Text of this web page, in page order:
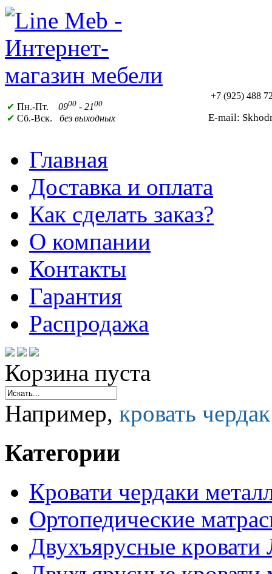
✔ Пн.-Пт. 0900 - 2100
✔ Сб.-Вск. без выходных
+7 (925) 488
E-mail:
Главная
Доставка и оплата
Как сделать заказ?
О компании
Контакты
Гарантия
Распродажа
Корзина пуста
Например, кровать
Категории
Кровати чердаки
Ортопедические
Двухъярусные